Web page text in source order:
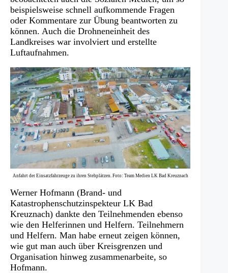
Tab)
beispielsweise schnell aufkommende Fragen
oder Kommentare zur Übung beantworten zu
können. Auch die Drohneneinheit des
Landkreises war involviert und erstellte
Luftaufnahmen.
Anfahrt der Einsatzfahrzeuge zu ihren Stehplätzen. Foto: Team Medien LK Bad Kreuznach
Werner Hofmann (Brand- und
Katastrophenschutzinspekteur LK Bad
Kreuznach) dankte den Teilnehmenden ebenso
wie den Helferinnen und Helfern. Teilnehmern
und Helfern. Man habe erneut zeigen können,
wie gut man auch über Kreisgrenzen und
Organisation hinweg zusammenarbeite, so
Hofmann.